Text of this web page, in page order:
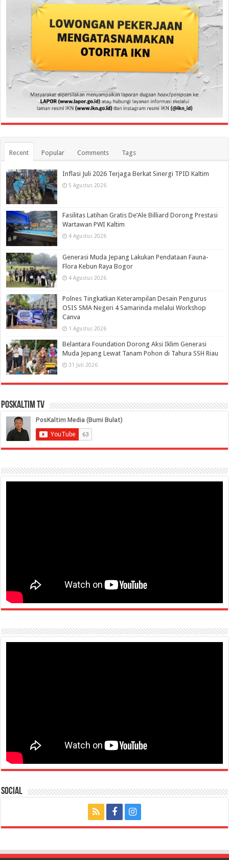
Recent Popular Comments Tags
Inflasi Juli 2026 Terjaga Berkat Sinergi TPID Kaltim
5 Agustus 2026
Fasilitas Latihan Gratis De’Ale Billiard Dorong Prestasi
Wartawan PWI Kaltim
4 Agustus 2026
Generasi Muda Jepang Lakukan Pendataan Fauna-
Flora Kebun Raya Bogor
4 Agustus 2026
Polnes Tingkatkan Keterampilan Desain Pengurus
OSIS SMA Negeri 4 Samarinda melalui Workshop
Canva
1 Agustus 2026
Belantara Foundation Dorong Aksi Iklim Generasi
Muda Jepang Lewat Tanam Pohon di Tahura SSH Riau
31 Juli 2026
PosKaltim TV
Social